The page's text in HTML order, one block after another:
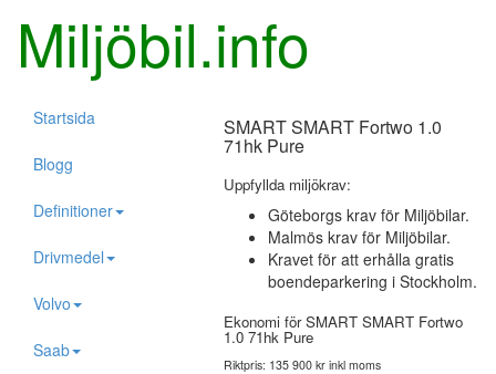
Miljöbil.info
Startsida
Blogg
Definitioner
Drivmedel
Volvo
Saab
SMART SMART Fortwo 1.0
71hk Pure
Uppfyllda miljökrav:
Göteborgs krav för Miljöbilar.
Malmös krav för Miljöbilar.
Kravet för att erhålla gratis
boendeparkering i Stockholm.
Ekonomi för SMART SMART Fortwo
1.0 71hk Pure
Riktpris: 135 900 kr inkl moms